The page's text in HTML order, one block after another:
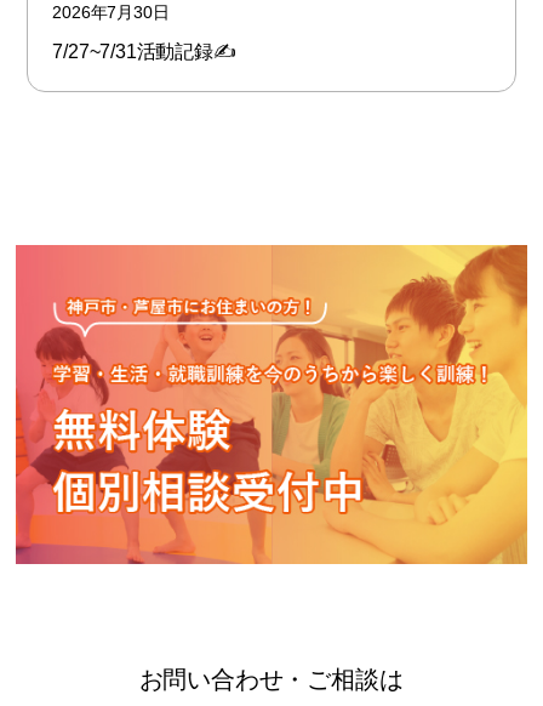
2026年7月30日
7/27~7/31活動記録✍
お問い合わせ・ご相談は